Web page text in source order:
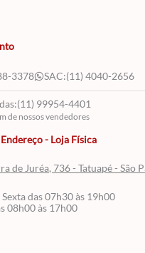
3378 SAC:(11) 4040-2656
(11) 99954-4401
de nossos vendedores
- Loja Física
de Juréa, 736 - Tatuapé - São
Sexta das 07h30 às 19h00
08h00 às 17h00